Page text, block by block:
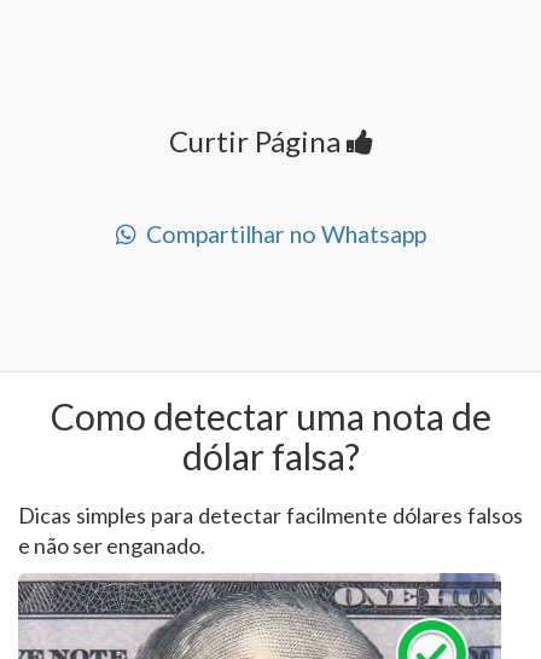
Curtir Página
Compartilhar no Whatsapp
Como detectar uma nota de
dólar falsa?
Dicas simples para detectar facilmente dólares falsos
e não ser enganado.